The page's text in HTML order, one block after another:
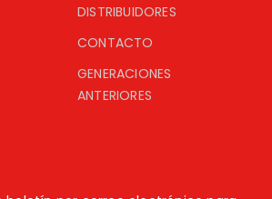
DISTRIBUIDORES
CONTACTO
GENERACIONES
ANTERIORES